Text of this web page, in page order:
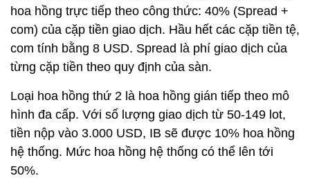
hoa hồng trực tiếp theo công thức: 40% (Spread +
com) của cặp tiền giao dịch. Hầu hết các cặp tiền tệ,
com tính bằng 8 USD. Spread là phí giao dịch của
từng cặp tiền theo quy định của sàn.
Loại hoa hồng thứ 2 là hoa hồng gián tiếp theo mô
hình đa cấp. Với số lượng giao dịch từ 50-149 lot,
tiền nộp vào 3.000 USD, IB sẽ được 10% hoa hồng
hệ thống. Mức hoa hồng hệ thống có thể lên tới
50%.